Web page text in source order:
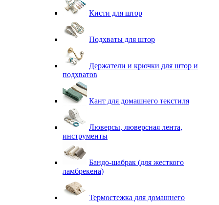
Кисти для штор
Подхваты для штор
Держатели и крючки для штор и
подхватов
Кант для домашнего текстиля
Люверсы, люверсная лента,
инструменты
Бандо-шабрак (для жесткого
ламбрекена)
Термостежка для домашнего